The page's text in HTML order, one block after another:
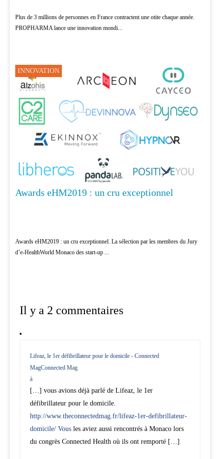
Plus de 3 millions de personnes en France contractent une otite chaque année.
PROPHARMA lance une innovation mondi...
INNOVATION
Awards eHM2019 : un cru exceptionnel
Awards eHM2019 : un cru exceptionnel. La sélection par les membres du Jury
d’e-HealthWorld Monaco des start-up ...
Il y a 2 commentaires
Lifeaz, le 1er défibrillateur pour le domicile - Connected
MagConnected Mag
à
[…] vous avions déjà parlé de Lifeaz, le 1er
défibrillateur pour le domicile.
http://www.theconnectedmag.fr/lifeaz-1er-defibrillateur-
domicile/ Vous les aviez aussi rencontrés à Monaco lors
du congrès Connected Health où ils ont remporté […]